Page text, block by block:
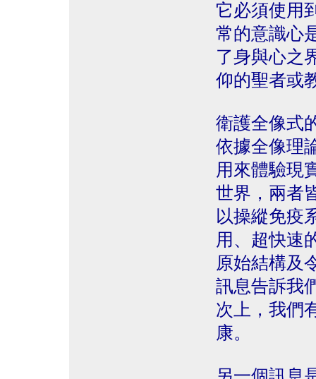
它必須使用
常的意識心
了身與心之
仰的聖者或
衛護全像式
依據全像理
用來體驗現
世界，兩者
以操縱免疫
用、超快速
原始結構及
訊息告訴我
次上，我們
康。